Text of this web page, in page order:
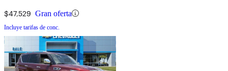
$47,529 Gran oferta
Incluye tarifas de conc.